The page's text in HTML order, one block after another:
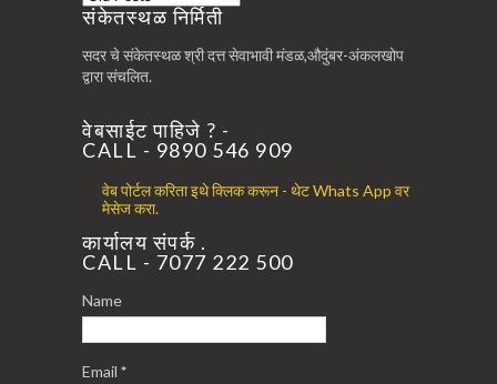
संकेतस्थळ निर्मिती
सदर चे संकेतस्थळ श्री दत्त सेवाभावी मंडळ,औदुंबर-अंकलखोप
द्वारा संचलित.
वेबसाईट पाहिजे ? -
CALL - 9890 546 909
वेब पोर्टल करिता इथे क्लिक करून - थेट Whats App वर
मेसेज करा.
कार्यालय संपर्क .
CALL - 7077 222 500
Name
Email *